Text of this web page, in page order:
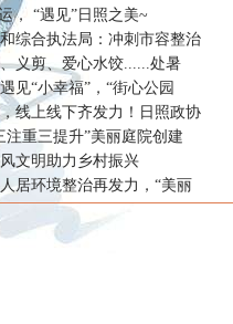
， “遇见”日照之美~
综合执法局：冲刺市容整治
义剪、爱心水饺......处暑
见“小幸福”，“街心公园
线上线下齐发力！日照政协
注重三提升”美丽庭院创建
文明助力乡村振兴
居环境整治再发力，“美丽